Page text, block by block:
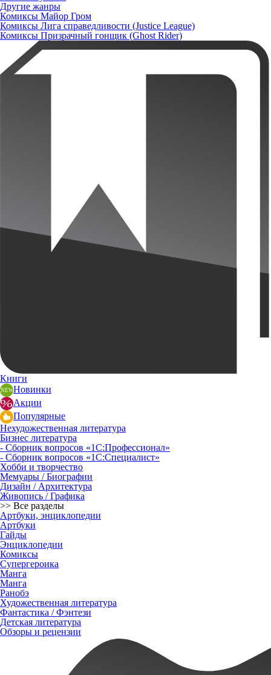
Другие жанры
Комиксы Майор Гром
Комиксы Лига справедливости (Justice League)
Комиксы Призрачный гонщик (Ghost Rider)
Книги
Новинки
Акции
Популярные
Нехудожественная литература
Бизнес литература
- Сборник вопросов «1С:Профессионал»
- Сборник вопросов «1С:Специалист»
Хобби и творчество
Мемуары / Биографии
Дизайн / Архитектура
Живопись / Графика
>> Все разделы
Артбуки, энциклопедии
Артбуки
Гайды
Энциклопедии
Комиксы
Супергероика
Манга
Манга
Ранобэ
Художественная литература
Фантастика / Фэнтези
Детская литература
Обзоры и рецензии